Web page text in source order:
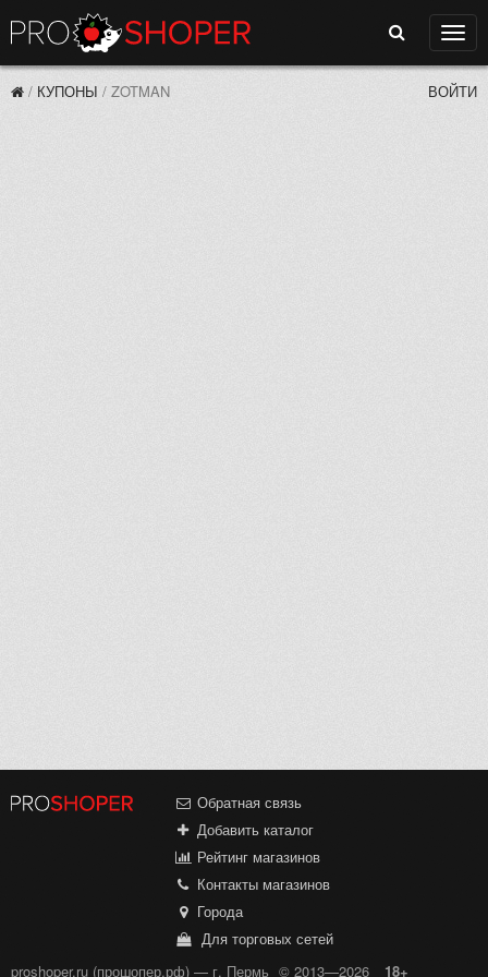
Поиск
/ КУПОНЫ / ZOTMAN ВОЙТИ
Обратная связь
Добавить каталог
Рейтинг магазинов
Контакты магазинов
Города
Для торговых сетей
proshoper.ru (прошопер.рф) — г. Пермь © 2013—2026 18+